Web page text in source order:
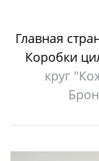
Главная
Коробки
круг